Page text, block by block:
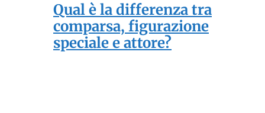
Qual è la differenza tra
comparsa, figurazione
speciale e attore?